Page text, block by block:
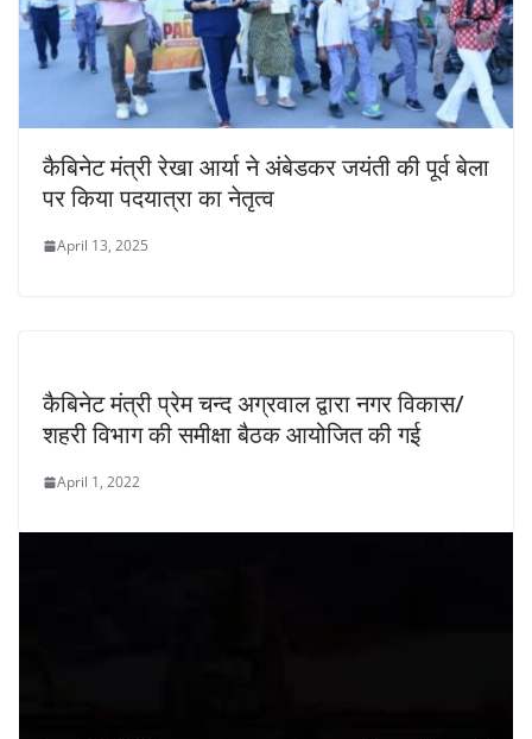
कैबिनेट मंत्री रेखा आर्या ने अंबेडकर जयंती की पूर्व बेला
पर किया पदयात्रा का नेतृत्व
April 13, 2025
कैबिनेट मंत्री प्रेम चन्द अग्रवाल द्वारा नगर विकास/
शहरी विभाग की समीक्षा बैठक आयोजित की गई
April 1, 2022